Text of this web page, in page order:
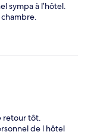
sympa à l’hôtel.
chambre.
retour tôt.
de l hôtel